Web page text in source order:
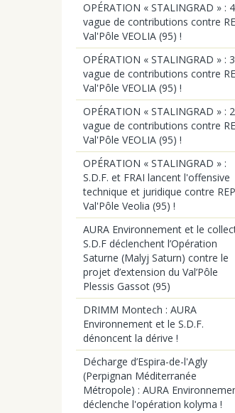
OPÉRATION « STALINGRAD » :
vague de contributions contre
Val'Pôle VEOLIA (95) !
OPÉRATION « STALINGRAD » :
vague de contributions contre
Val'Pôle VEOLIA (95) !
OPÉRATION « STALINGRAD » :
vague de contributions contre
Val'Pôle VEOLIA (95) !
OPÉRATION « STALINGRAD » :
S.D.F. et FRAI lancent l'offensive
technique et juridique contre REP
Val'Pôle Veolia (95) !
AURA Environnement et le
S.D.F déclenchent l’Opération
Saturne (Malyj Saturn) contre le
projet d’extension du Val’Pôle
Plessis Gassot (95)
DRIMM Montech : AURA
Environnement et le S.D.F.
dénoncent la dérive !
Décharge d’Espira-de-l'Agly
(Perpignan Méditerranée
Métropole) : AURA
déclenche l'opération kolyma !